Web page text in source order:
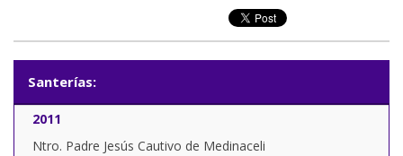
Santerías:
2011
Ntro. Padre Jesús Cautivo de Medinaceli